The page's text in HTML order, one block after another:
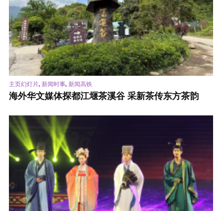
主页幻灯片, 新闻时事, 新闻高铁
海外华文媒体探都江堰茶溪谷 采新茶传东方茶韵